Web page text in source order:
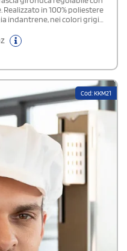
in 100% poliestere
indantrene, nei colori grigio,
Cod: KKM21